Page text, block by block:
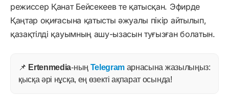
режиссер Қанат Бейсекеев те қатысқан. Эфирде
Қаңтар оқиғасына қатысты әжуалы пікір айтылып,
қазақтілді қауымның ашу-ызасын туғызған болатын.
📌 Ertenmedia-ның Telegram арнасына жазылыңыз:
қысқа әрі нұсқа, ең өзекті ақпарат осында!